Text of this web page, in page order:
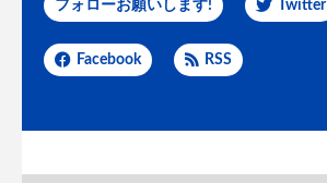
フォローお願いします! Twitter
Facebook RSS